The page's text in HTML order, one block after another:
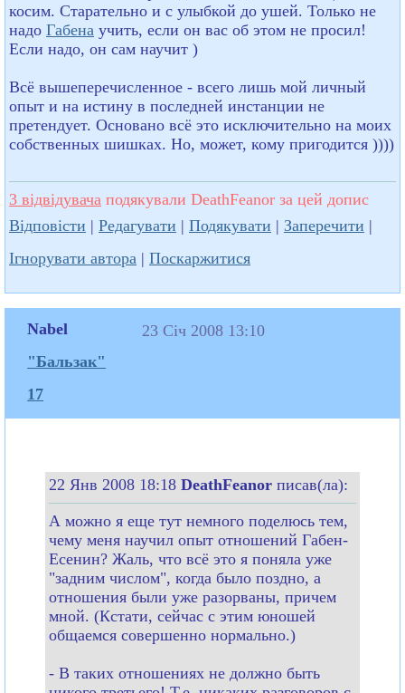
косим. Старательно и с улыбкой до ушей. Только не
надо Габена учить, если он вас об этом не просил!
Если надо, он сам научит )
Всё вышеперечисленное - всего лишь мой личный
опыт и на истину в последней инстанции не
претендует. Основано всё это исключительно на моих
собственных шишках. Но, может, кому пригодится ))))
3 відвідувача подякували DeathFeanor за цей допис
Відповісти | Редагувати | Подякувати | Заперечити |
Ігнорувати автора | Поскаржитися
Nabel
"Бальзак"
17
23 Січ 2008 13:10
22 Янв 2008 18:18 DeathFeanor писав(ла):
А можно я еще тут немного поделюсь тем,
чему меня научил опыт отношений Габен-
Есенин? Жаль, что всё это я поняла уже
"задним числом", когда было поздно, а
отношения были уже разорваны, причем
мной. (Кстати, сейчас с этим юношей
общаемся совершенно нормально.)
- В таких отношениях не должно быть